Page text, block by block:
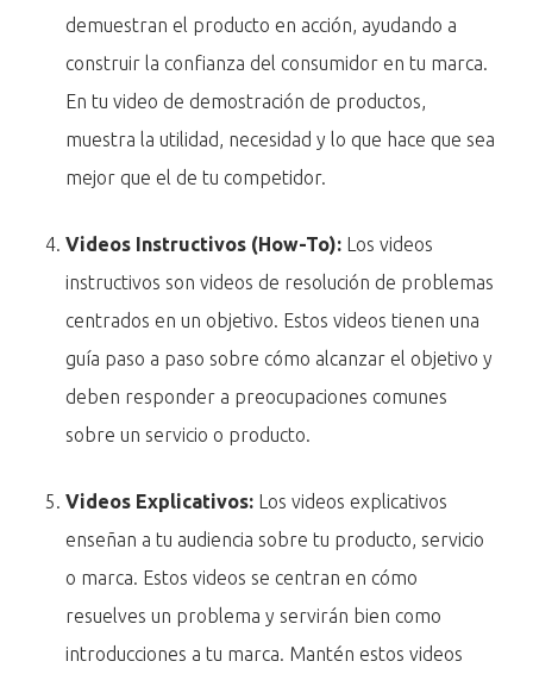
demuestran el producto en acción, ayudando a
construir la confianza del consumidor en tu marca.
En tu video de demostración de productos,
muestra la utilidad, necesidad y lo que hace que sea
mejor que el de tu competidor.
Videos Instructivos (How-To): Los videos
instructivos son videos de resolución de problemas
centrados en un objetivo. Estos videos tienen una
guía paso a paso sobre cómo alcanzar el objetivo y
deben responder a preocupaciones comunes
sobre un servicio o producto.
Videos Explicativos: Los videos explicativos
enseñan a tu audiencia sobre tu producto, servicio
o marca. Estos videos se centran en cómo
resuelves un problema y servirán bien como
introducciones a tu marca. Mantén estos videos